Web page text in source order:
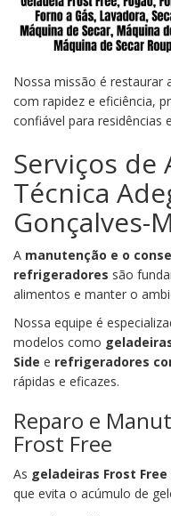
Nossa missão é restaurar
com rapidez e eficiência,
confiável para residências
Serviços de
Técnica
Gonçalves-
A manutenção e o
refrigeradores são
alimentos e manter o
Nossa equipe é
modelos como
Side e refrigeradores
rápidas e eficazes.
Reparo e
Frost Free
As geladeiras Frost Free
que evita o acúmulo de